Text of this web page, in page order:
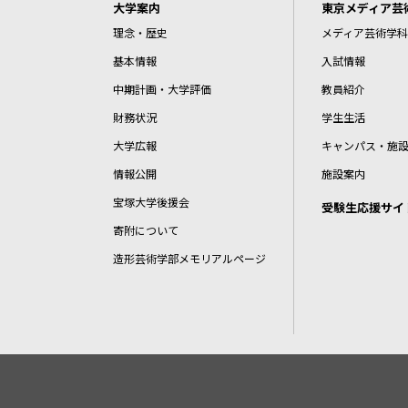
大学案内
理念・歴史
基本情報
中期計画・大学評価
財務状況
大学広報
情報公開
宝塚大学後援会
寄附について
造形芸術学部メモリアルページ
東京メディア芸
メディア芸術学科
入試情報
教員紹介
学生生活
キャンパス・施
施設案内
受験生応援サイ